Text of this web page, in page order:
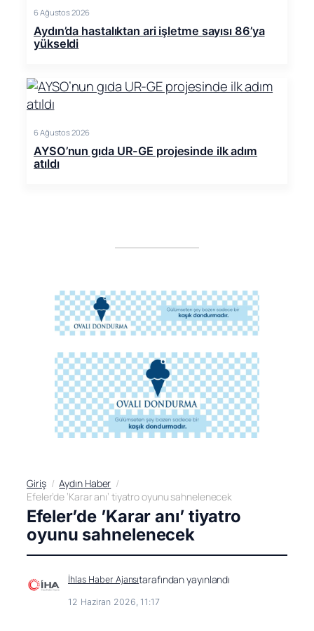
6 Ağustos 2026
Aydın’da hastalıktan ari işletme sayısı 86’ya
yükseldi
6 Ağustos 2026
AYSO’nun gıda UR-GE projesinde ilk adım
atıldı
Giriş
Aydın Haber
Efeler’de ’Karar anı’ tiyatro oyunu sahnelenecek
Efeler’de ’Karar anı’ tiyatro
oyunu sahnelenecek
İhlas Haber Ajansıtarafından yayınlandı
12 Haziran 2026, 11:17